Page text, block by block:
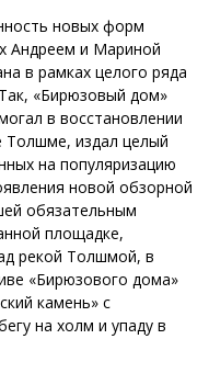
новых форм
Андреем и Мариной
в рамках целого ряда
«Бирюзовый дом»
в восстановлении
Толшме, издал целый
на популяризацию
новой обзорной
обязательным
площадке,
рекой Толшмой, в
«Бирюзового дома»
камень» с
на холм и упаду в